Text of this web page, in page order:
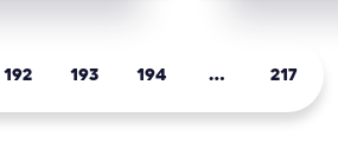
192 193 194 … 217